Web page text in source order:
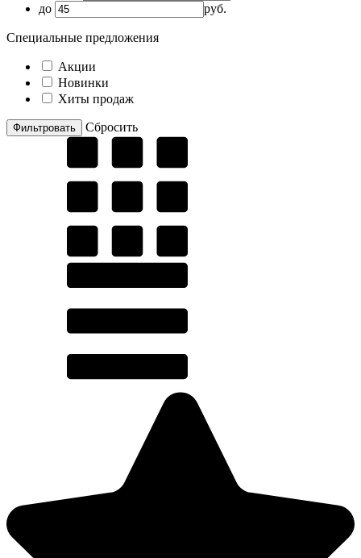
до
руб.
Специальные предложения
Акции
Новинки
Хиты продаж
Cбросить